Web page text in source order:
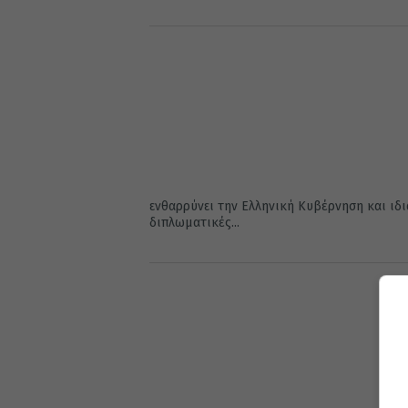
ενθαρρύνει την Ελληνική Κυβέρνηση και
διπλωματικές...